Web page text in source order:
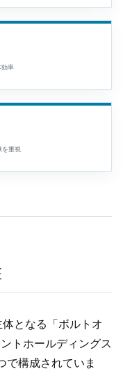
効率
を重視
となる「ボルトオ
トホールディングス
で構成されていま